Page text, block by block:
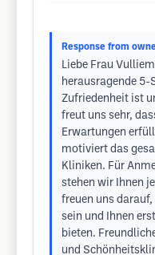
Response from
Liebe Frau
herausragende 5-
Zufriedenheit ist
freut uns sehr,
Erwartungen
motiviert das
Kliniken. Für
stehen wir Ihnen
freuen uns
sein und Ihnen
bieten.
und